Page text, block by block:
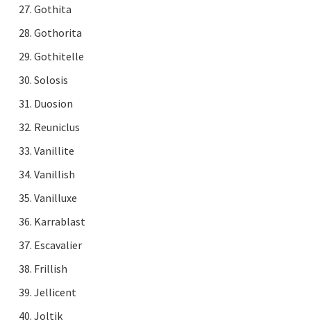
Gothita
Gothorita
Gothitelle
Solosis
Duosion
Reuniclus
Vanillite
Vanillish
Vanilluxe
Karrablast
Escavalier
Frillish
Jellicent
Joltik